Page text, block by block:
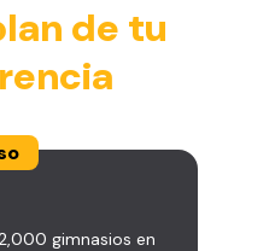
de tu
gimnasios en